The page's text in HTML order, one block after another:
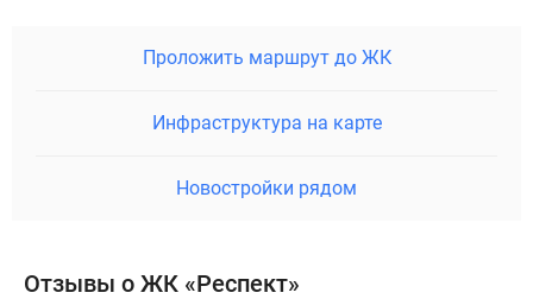
Проложить маршрут до ЖК
Инфраструктура на карте
Новостройки рядом
Отзывы о ЖК «Респект»